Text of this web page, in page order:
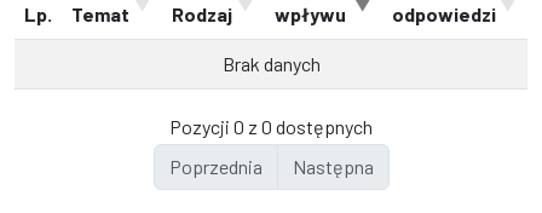
Lp. Temat Rodzaj
wpływu
odpowiedzi
Brak danych
Pozycji 0 z 0 dostępnych
Poprzednia
Następna